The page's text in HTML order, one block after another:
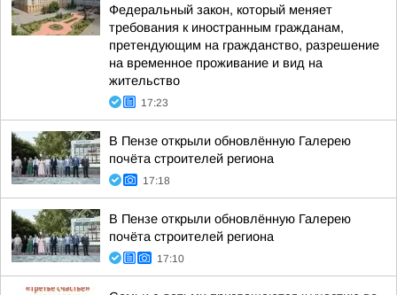
Федеральный закон, который меняет
требования к иностранным гражданам,
претендующим на гражданство, разрешение
на временное проживание и вид на
жительство
17:23
В Пензе открыли обновлённую Галерею
почёта строителей региона
17:18
В Пензе открыли обновлённую Галерею
почёта строителей региона
17:10